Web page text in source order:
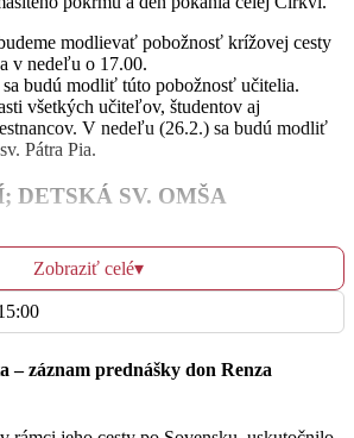
Štefan a za zdravie a Božiu omoc pre celú
a Božiu pomoc pre manžela, syna a
Miroslav
modlievať pobožnosť krížovej cesty
v nedeľu o 17.00.
budú modliť túto pobožnosť učitelia.
všetkých učiteľov, študentov aj
V nedeľu (26.2.) sa budú modliť
Pátra Pia.
DETSKÁ SV. OMŠA
fungovať len v režime online.
Zobraziť celé▾
– záznam prednášky don Renza